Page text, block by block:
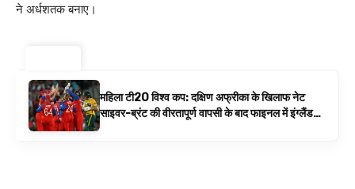
ने अर्धशतक बनाए।
महिला टी20 विश्व कप: दक्षिण अफ्रीका के खिलाफ नेट
साइवर-ब्रंट की वीरतापूर्ण वापसी के बाद फाइनल में इंग्लैंड